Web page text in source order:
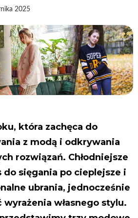
2025
która zachęca do
z modą i odkrywania
rozwiązań. Chłodniejsze
do sięgania po cieplejsze i
ubrania, jednocześnie
własnego stylu.